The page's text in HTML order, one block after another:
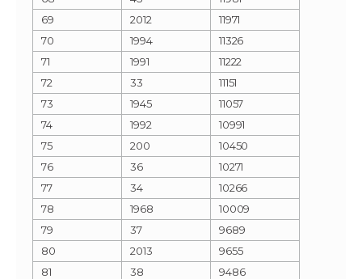
69
2012
11971
70
1994
11326
71
1991
11222
72
33
11151
73
1945
11057
74
1992
10991
75
200
10450
76
36
10271
77
34
10266
78
1968
10009
79
37
9689
80
2013
9655
81
38
9486